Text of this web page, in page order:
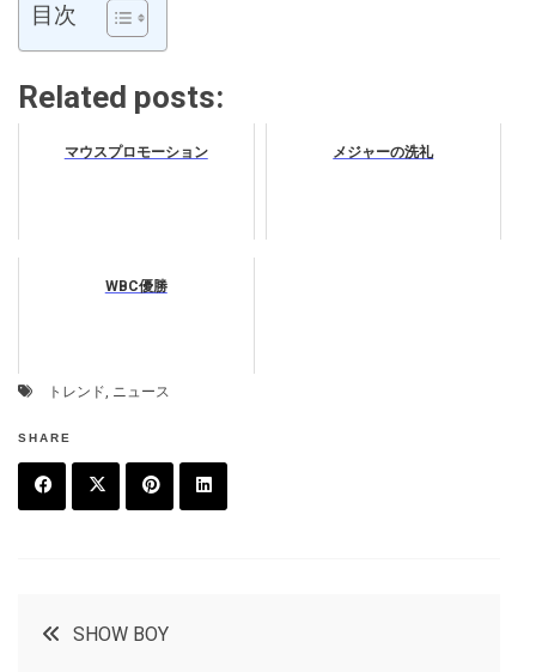
目次
Related posts:
マウスプロモーション メジャーの洗礼
WBC優勝
トレンド, ニュース
SHARE
t
e
投
SHOW BOY